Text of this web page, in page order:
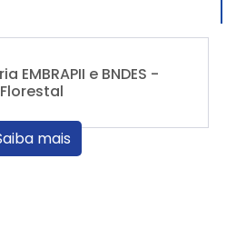
EMBRAPII e BNDES -
mais